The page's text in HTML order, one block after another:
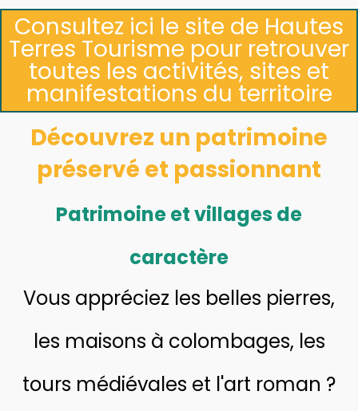
Consultez ici le site de Hautes
Terres Tourisme pour retrouver
toutes les activités, sites et
manifestations du territoire
Découvrez un patrimoine
préservé et passionnant
Patrimoine et villages de
caractère
Vous appréciez les belles pierres,
les maisons à colombages, les
tours médiévales et l'art roman ?